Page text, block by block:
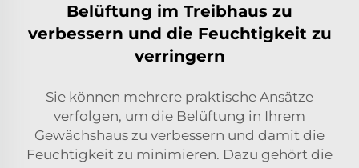
Belüftung im Treibhaus zu
verbessern und die Feuchtigkeit zu
verringern
Sie können mehrere praktische Ansätze
verfolgen, um die Belüftung in Ihrem
Gewächshaus zu verbessern und damit die
Feuchtigkeit zu minimieren. Dazu gehört die